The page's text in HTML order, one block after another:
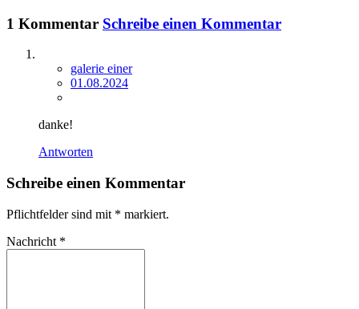
1 Kommentar Schreibe einen Kommentar
galerie einer
01.08.2024
danke!
Antworten
Schreibe einen Kommentar
Pflichtfelder sind mit * markiert.
Nachricht *